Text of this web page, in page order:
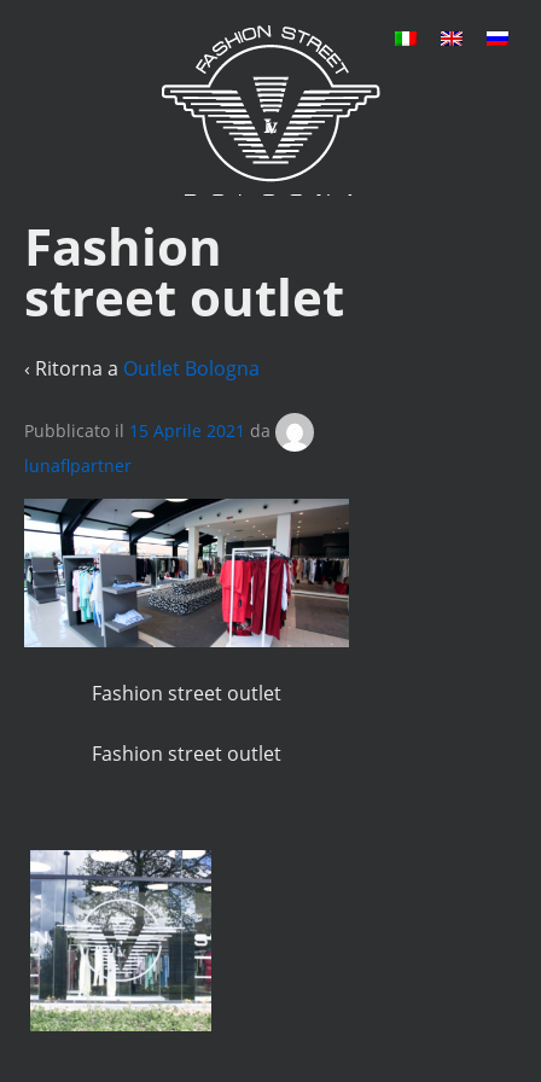
Fashion
street outlet
‹ Ritorna a Outlet Bologna
Pubblicato il 15 Aprile 2021 da
lunaflpartner
Fashion street outlet
Fashion street outlet